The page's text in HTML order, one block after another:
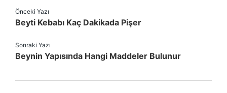
Önceki Yazı
Beyti Kebabı Kaç Dakikada Pişer
Sonraki Yazı
Beynin Yapısında Hangi Maddeler Bulunur